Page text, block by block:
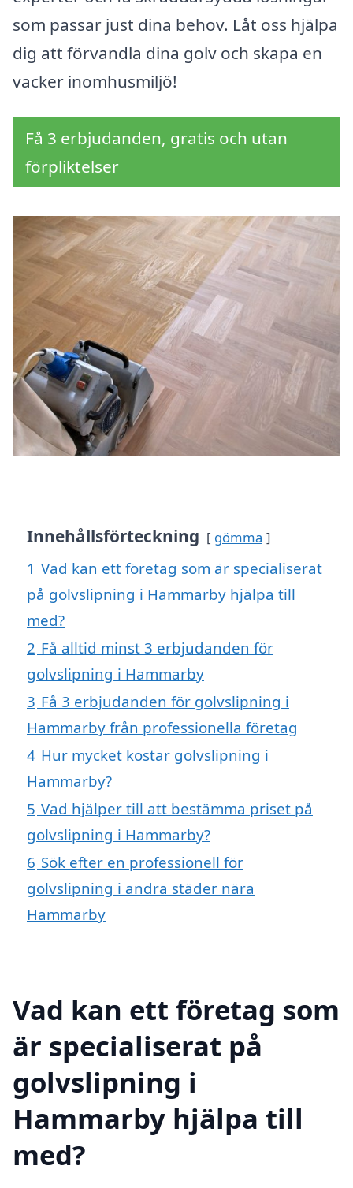
som passar just dina behov. Låt oss hjälpa
dig att förvandla dina golv och skapa en
vacker inomhusmiljö!
Få 3 erbjudanden, gratis och utan
förpliktelser
Innehållsförteckning gömma
1 Vad kan ett företag som är specialiserat
på golvslipning i Hammarby hjälpa till
med?
2 Få alltid minst 3 erbjudanden för
golvslipning i Hammarby
3 Få 3 erbjudanden för golvslipning i
Hammarby från professionella företag
4 Hur mycket kostar golvslipning i
Hammarby?
5 Vad hjälper till att bestämma priset på
golvslipning i Hammarby?
6 Sök efter en professionell för
golvslipning i andra städer nära
Hammarby
Vad kan ett företag som
är specialiserat på
golvslipning i
Hammarby hjälpa till
med?